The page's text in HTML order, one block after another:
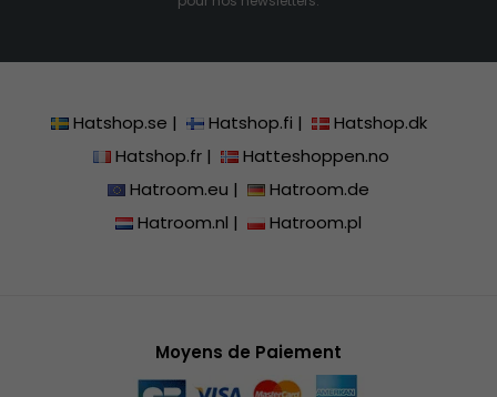
Hatshop.se | Hatshop.fi |
Hatshop.dk
Hatshop.fr|
Hatteshoppen.no
Hatroom.eu |
Hatroom.de
Hatroom.nl | Hatroom.pl
Moyens de Paiement